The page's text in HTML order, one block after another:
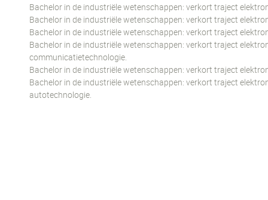
Bachelor in de industriële wetenschappen: verkort traject
Bachelor in de industriële wetenschappen: verkort traject
Bachelor in de industriële wetenschappen: verkort traject
Bachelor in de industriële wetenschappen: verkort traject
communicatietechnologie.
Bachelor in de industriële wetenschappen: verkort traject
Bachelor in de industriële wetenschappen: verkort traject
autotechnologie.